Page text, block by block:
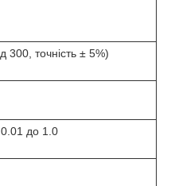
точність ± 5%)
0.01 до 1.0